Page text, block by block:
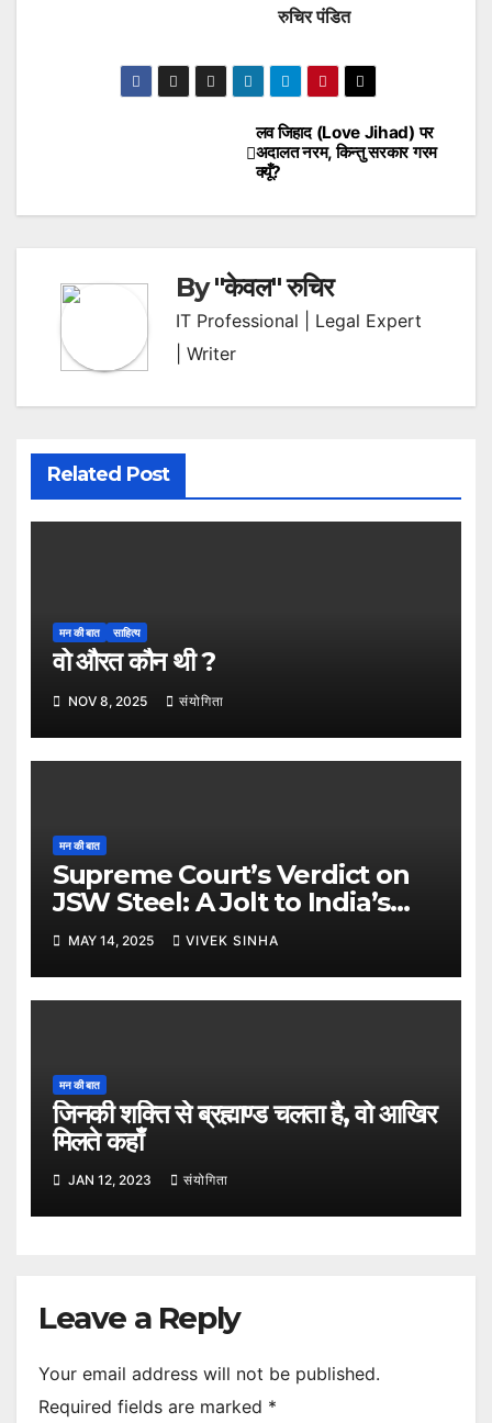
रुचिर पंडित
लव जिहाद (Love Jihad) पर
अदालत नरम, किन्तु सरकार गरम
क्यूँ?
By"केवल" रुचिर
IT Professional | Legal Expert
| Writer
Related Post
मन की बात साहित्य
वो औरत कौन थी ?
NOV 8, 2025 संयोगिता
मन की बात
Supreme Court’s Verdict on
JSW Steel: A Jolt to India’s
Insolvency Framework
MAY 14, 2025 VIVEK SINHA
मन की बात
जिनकी शक्ति से ब्रह्माण्ड चलता है, वो आखिर
मिलते कहाँ
JAN 12, 2023 संयोगिता
Leave a Reply
Your email address will not be published.
Required fields are marked *